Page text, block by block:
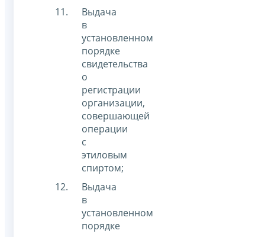
Выдача
в
установленном
порядке
свидетельства
о
регистрации
организации,
совершающей
операции
с
этиловым
спиртом;
Выдача
в
установленном
порядке